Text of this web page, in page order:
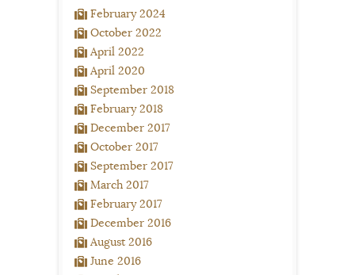
February 2024
October 2022
April 2022
April 2020
September 2018
February 2018
December 2017
October 2017
September 2017
March 2017
February 2017
December 2016
August 2016
June 2016